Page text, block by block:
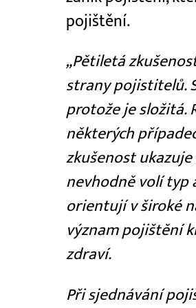
pojištění.
„Pětiletá
strany pojistitelů.
protože je složitá.
některých
zkušenost
nevhodně volí typ
orientují v široké
význam pojištění
zdraví.
Při sjednávání